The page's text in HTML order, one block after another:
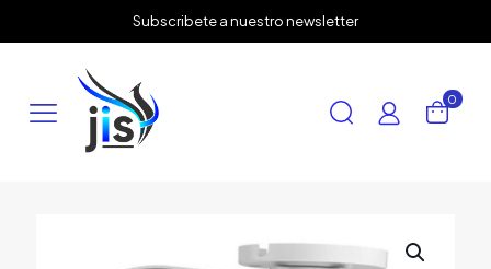
Subscribete a nuestro newsletter
0